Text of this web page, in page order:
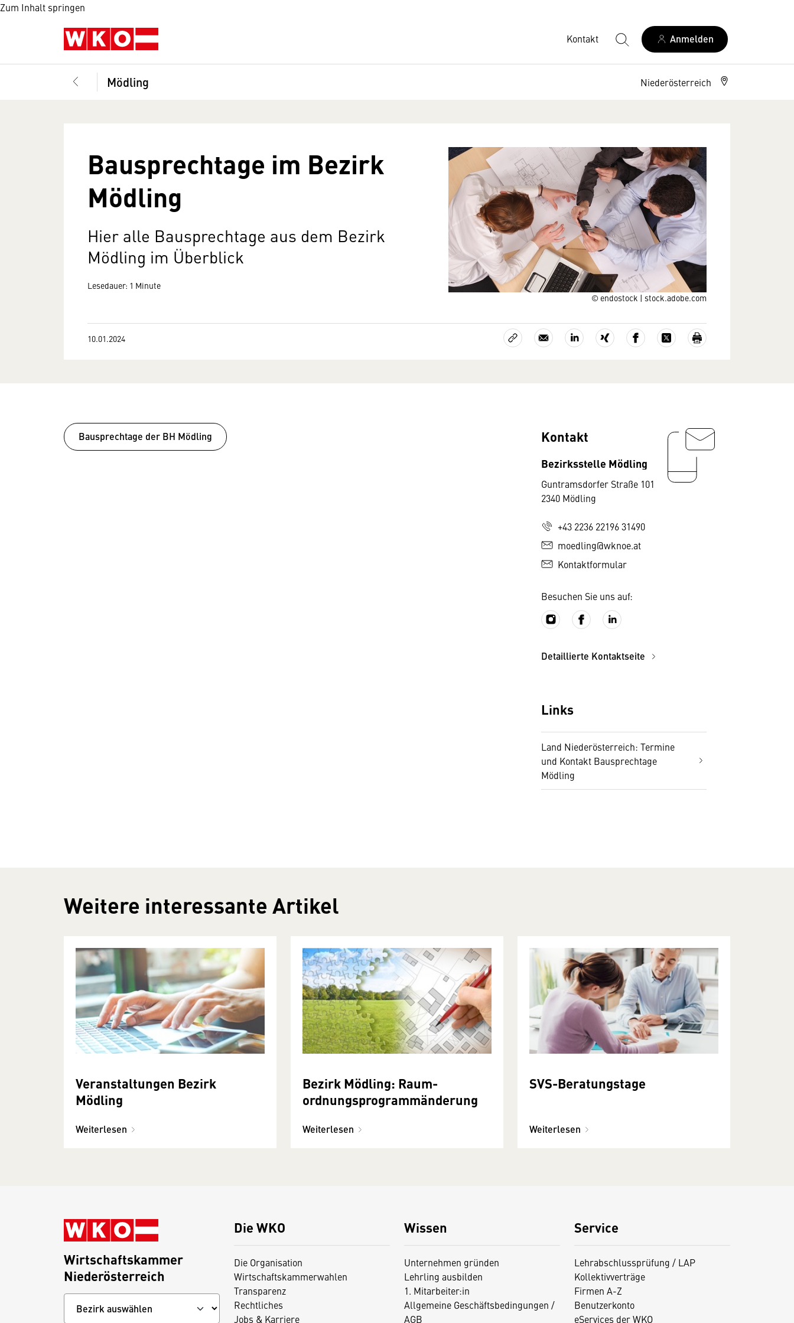
Zum Inhalt springen
Kontakt Anmelden
Mödling Niederösterreich
© endostock | stock.adobe.com
Bausprechtage im Bezirk
Mödling
Hier alle Bausprechtage aus dem Bezirk
Mödling im Überblick
Lesedauer: 1 Minute
10.01.2024
Bausprechtage der BH Mödling Kontakt
Bezirksstelle Mödling
Guntramsdorfer Straße 101
2340 Mödling
+43 2236 22196 31490
moedling@wknoe.at
Kontaktformular
Besuchen Sie uns auf:
Detaillierte Kontaktseite
Links
Land Niederösterreich: Termine
und Kontakt Bausprechtage
Mödling
Weitere interessante Artikel
Veranstaltungen Bezirk
Mödling
Weiterlesen
Bezirk Mödling: Raum­
ordnungs­programmänderung
Weiterlesen
SVS-Beratungstage
Weiterlesen
Die WKO
Die Organisation
Wirtschaftskammerwahlen
Transparenz
Rechtliches
Jobs & Karriere
Wissen
Unternehmen gründen
Lehrling ausbilden
1. Mitarbeiter:in
Allgemeine Geschäftsbedingungen /
AGB
Service
Lehrabschlussprüfung / LAP
Kollektivverträge
Firmen A-Z
Benutzerkonto
eServices der WKO
Wirtschaftskammer
Niederösterreich